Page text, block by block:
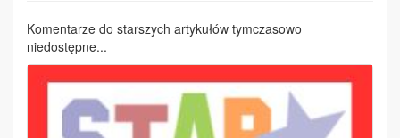
Komentarze do starszych artykułów tymczasowo
niedostępne...